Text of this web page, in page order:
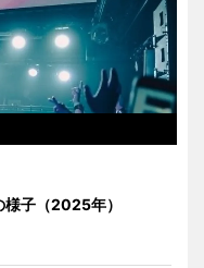
子（2025年）